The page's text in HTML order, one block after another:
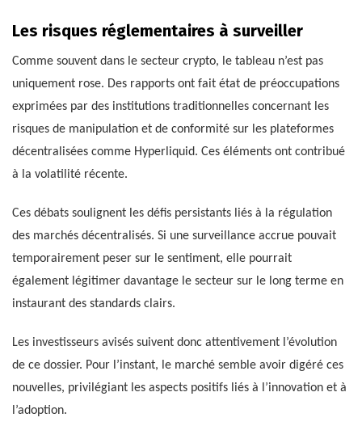
Les risques réglementaires à surveiller
Comme souvent dans le secteur crypto, le tableau n’est pas
uniquement rose. Des rapports ont fait état de préoccupations
exprimées par des institutions traditionnelles concernant les
risques de manipulation et de conformité sur les plateformes
décentralisées comme Hyperliquid. Ces éléments ont contribué
à la volatilité récente.
Ces débats soulignent les défis persistants liés à la régulation
des marchés décentralisés. Si une surveillance accrue pouvait
temporairement peser sur le sentiment, elle pourrait
également légitimer davantage le secteur sur le long terme en
instaurant des standards clairs.
Les investisseurs avisés suivent donc attentivement l’évolution
de ce dossier. Pour l’instant, le marché semble avoir digéré ces
nouvelles, privilégiant les aspects positifs liés à l’innovation et à
l’adoption.